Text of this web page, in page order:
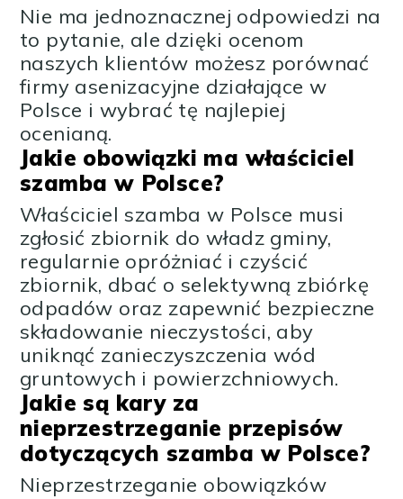
Nie ma jednoznacznej odpowiedzi na
to pytanie, ale dzięki ocenom
naszych klientów możesz porównać
firmy asenizacyjne działające w
Polsce i wybrać tę najlepiej
ocenianą.
Jakie obowiązki ma właściciel
szamba w Polsce?
Właściciel szamba w Polsce musi
zgłosić zbiornik do władz gminy,
regularnie opróżniać i czyścić
zbiornik, dbać o selektywną zbiórkę
odpadów oraz zapewnić bezpieczne
składowanie nieczystości, aby
uniknąć zanieczyszczenia wód
gruntowych i powierzchniowych.
Jakie są kary za
nieprzestrzeganie przepisów
dotyczących szamba w Polsce?
Nieprzestrzeganie obowiązków